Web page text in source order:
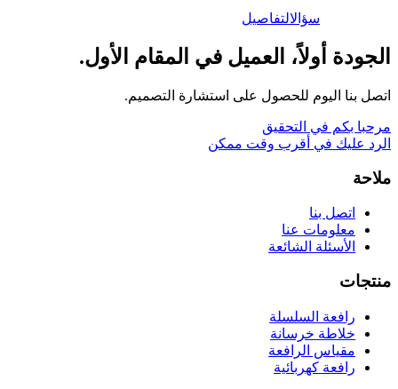
سؤالالتفاصيل
الجودة أولاً، العميل في المقام الأول.
اتصل بنا اليوم للحصول على استشارة التصميم.
مرحبا بكم في التحقيق
الرد عليك في أقرب وقت ممكن
ملاحة
اتصل بنا
معلومات عنا
الأسئلة الشائعة
منتجات
رافعة السلسلة
خلاطة خرسانة
مقياس الرافعة
رافعة كهربائية